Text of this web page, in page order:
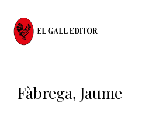
Fàbrega, Jaume